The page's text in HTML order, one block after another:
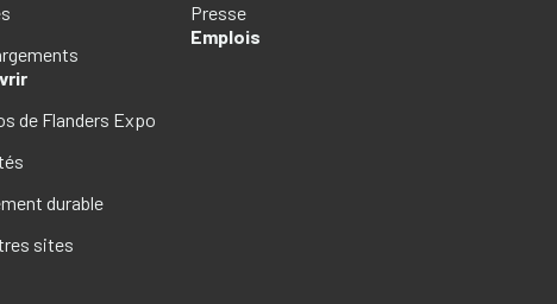
de Flanders Expo
durable
sites
Presse
Emplois